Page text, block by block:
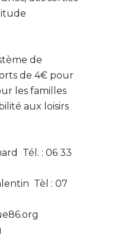
de
de 4€ pour
les familles
aux loisirs
Tél. : 06 33
Tèl : 07